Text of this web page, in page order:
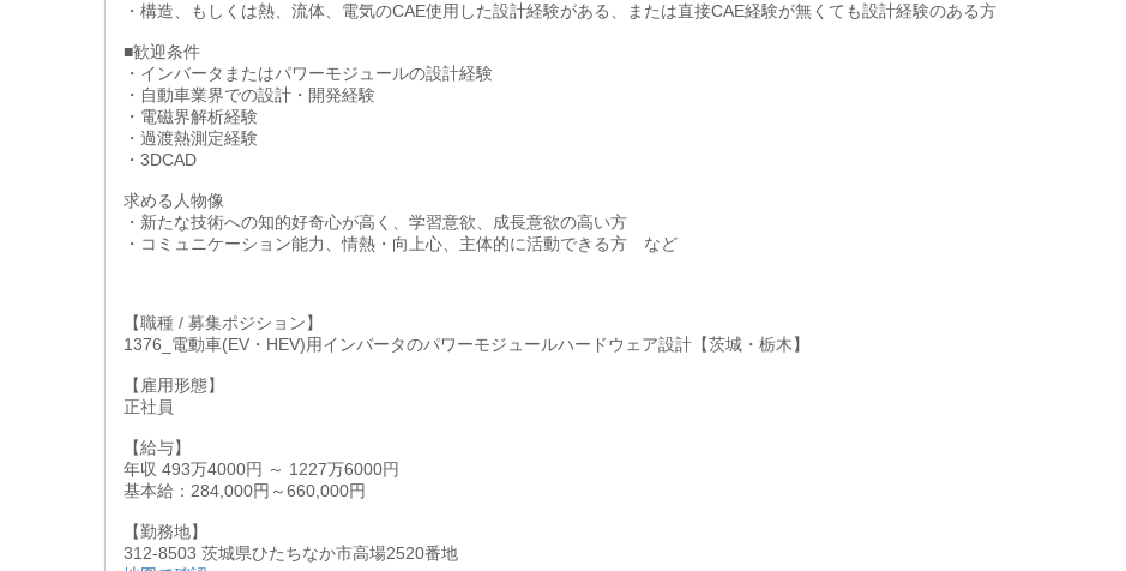
・構造、もしくは熱、流体、電気のCAE使用した設計経験がある、または直接CAE経験が無くても設計経験のある方
■歓迎条件
・インバータまたはパワーモジュールの設計経験
・自動車業界での設計・開発経験
・電磁界解析経験
・過渡熱測定経験
・3DCAD
求める人物像
・新たな技術への知的好奇心が高く、学習意欲、成長意欲の高い方
・コミュニケーション能力、情熱・向上心、主体的に活動できる方 など
【職種 / 募集ポジション】
1376_電動車(EV・HEV)用インバータのパワーモジュールハードウェア設計【茨城・栃木】
【雇用形態】
正社員
【給与】
年収 493万4000円 ～ 1227万6000円
基本給：284,000円～660,000円
【勤務地】
312-8503 茨城県ひたちなか市高場2520番地